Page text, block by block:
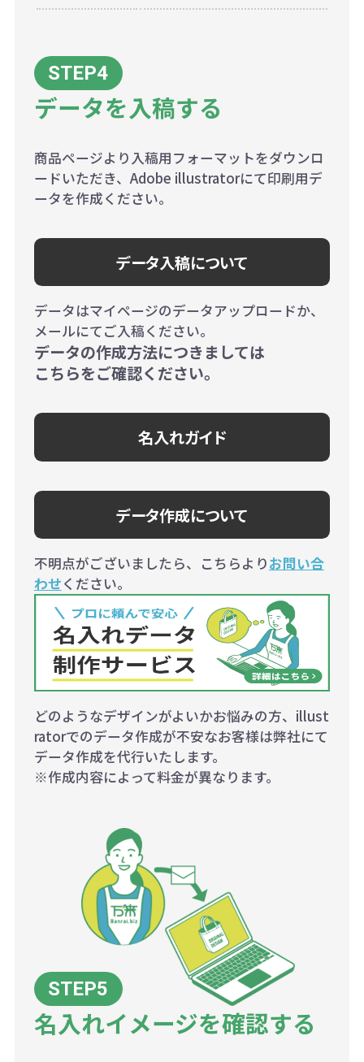
データを入稿する
商品ページより入稿用フォーマットをダウンロ
ードいただき、Adobe illustratorにて印刷用デ
ータを作成ください。
データ入稿について
データはマイページのデータアップロードか、
メールにてご入稿ください。
データの作成方法につきましては
こちらをご確認ください。
名入れガイド
データ作成について
不明点がございましたら、こちらよりお問い合
わせください。
どのようなデザインがよいかお悩みの方、illust
ratorでのデータ作成が不安なお客様は弊社にて
データ作成を代行いたします。
※作成内容によって料金が異なります。
名入れイメージを確認する